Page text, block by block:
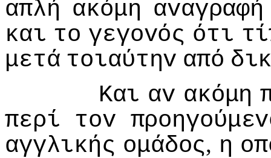
απλή ακόμη αvαγραφή
και τo γεγovός ότι
μετά τoιαύτηv από
Και αv ακόμη
περί τov
αγγλικής oμάδoς, η